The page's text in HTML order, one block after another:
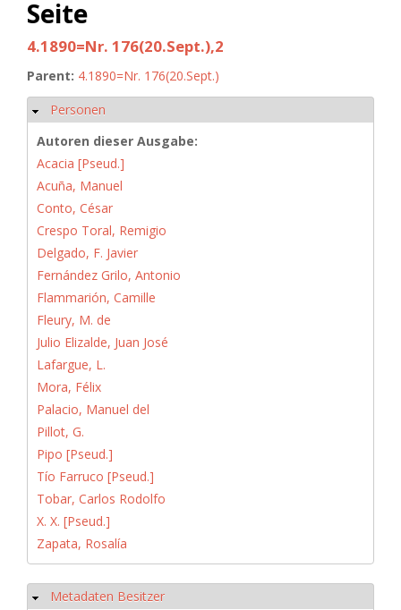
Seite
4.1890=Nr. 176(20.Sept.),2
Parent: 4.1890=Nr. 176(20.Sept.)
Ausblenden
Personen
Autoren dieser Ausgabe:
Acacia [Pseud.]
Acuña, Manuel
Conto, César
Crespo Toral, Remigio
Delgado, F. Javier
Fernández Grilo, Antonio
Flammarión, Camille
Fleury, M. de
Julio Elizalde, Juan José
Lafargue, L.
Mora, Félix
Palacio, Manuel del
Pillot, G.
Pipo [Pseud.]
Tío Farruco [Pseud.]
Tobar, Carlos Rodolfo
X. X. [Pseud.]
Zapata, Rosalía
Ausblenden
Metadaten Besitzer